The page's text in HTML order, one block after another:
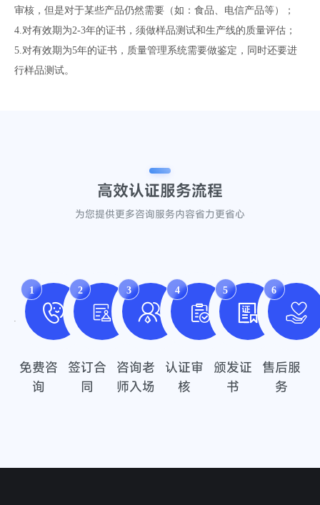
审核，但是对于某些产品仍然需要（如：食品、电信产品等）；
4.对有效期为2-3年的证书，须做样品测试和生产线的质量评估；
5.对有效期为5年的证书，质量管理系统需要做鉴定，同时还要进
行样品测试。
高效认证服务流程
为您提供更多咨询服务内容省力更省心
1
免费咨
询
2
签订合
同
3
咨询老
师入场
4
认证审
核
5
颁发证
书
6
售后服
务